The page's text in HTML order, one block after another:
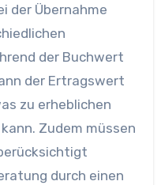
der Übernahme
der Buchwert
der Ertragswert
zu erheblichen
Zudem müssen
durch einen